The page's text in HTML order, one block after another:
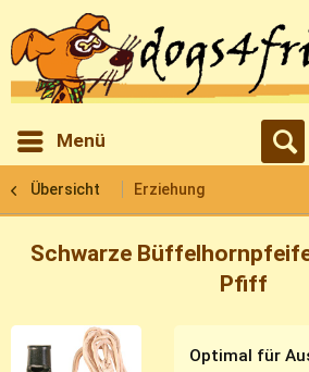
Menü
Übersicht Erziehung
Schwarze
Pfiff
Optimal für